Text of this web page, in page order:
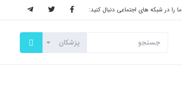
ما را در شبکه های اجتماعی دنبال کنید: